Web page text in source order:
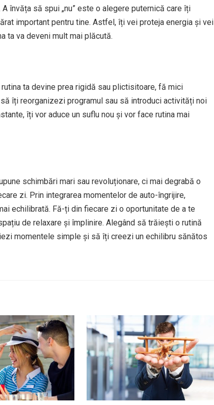
învăța să spui „nu” este o alegere puternică care îți
important pentru tine. Astfel, îți vei proteja energia și vei
ta va deveni mult mai plăcută.
ta devine prea rigidă sau plictisitoare, fă mici
îți reorganizezi programul sau să introduci activități noi
îți vor aduce un suflu nou și vor face rutina mai
schimbări mari sau revoluționare, ci mai degrabă o
zi. Prin integrarea momentelor de auto-îngrijire,
echilibrată. Fă-ți din fiecare zi o oportunitate de a te
de relaxare și împlinire. Alegând să trăiești o rutină
momentele simple și să îți creezi un echilibru sănătos